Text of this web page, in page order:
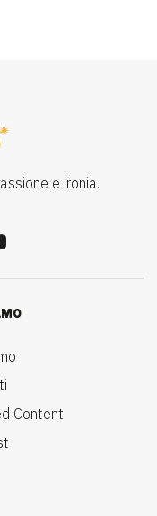
e ironia.
Content